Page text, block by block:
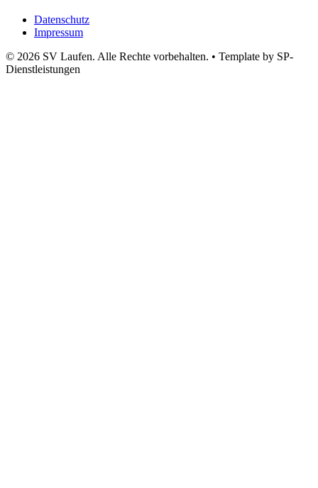
Datenschutz
Impressum
© 2026 SV Laufen. Alle Rechte vorbehalten. • Template by SP-
Dienstleistungen